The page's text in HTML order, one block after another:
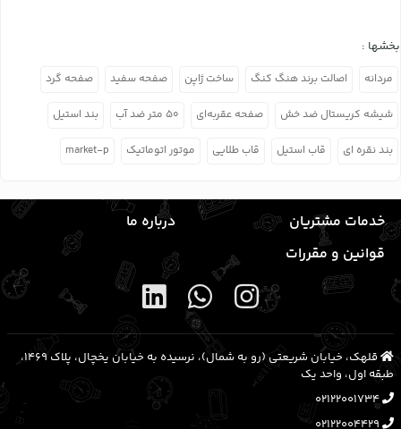
بخشها :
مردانه اصالت برند هنگ کنگ ساخت ژاپن صفحه سفید صفحه گرد
شیشه کریستال ضد خش صفحه عقربه‌ای ۵۰ متر ضد آب بند استیل
بند نقره ای قاب استیل قاب طلایی موتور اتوماتیک market-p
خدمات مشتریان
درباره ما
قوانین و مقررات
قلهک، خیابان شریعتی (رو به شمال)، نرسیده به خیابان یخچال، پلاک ۱۴۶۹،
طبقه اول، واحد یک
02122001734
02122004429